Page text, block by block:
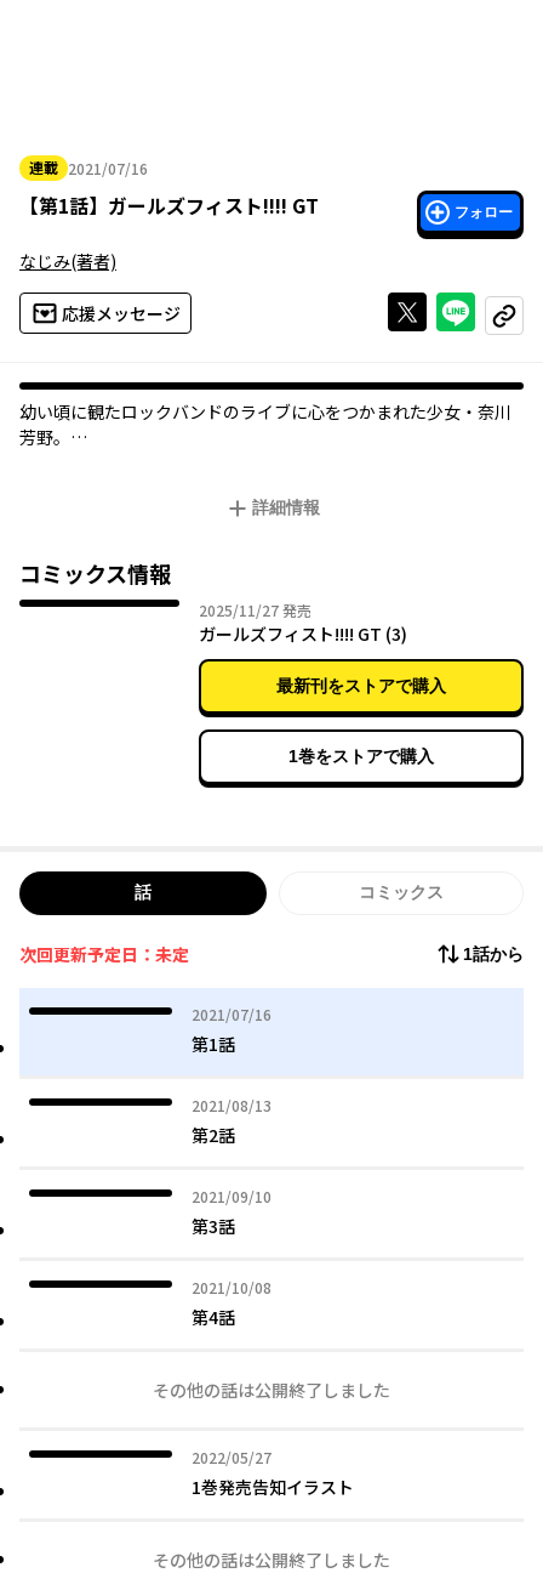
連載 2021/07/16
2021年07月16日
【第1話】 ガールズフィスト!!!! GT フォロー
なじみ(著者)
応援メッセージ Xで投稿する
ライン
コピー
幼い頃に観たロックバンドのライブに心をつかまれた少女・奈川
芳野。
★『ガールズフィスト!!!! GT』のショートアニメも配信中!!★
★アニメ第１話は下の動画埋め込みから!!!!★
詳細情報
コミックス情報
2025/11/272025年11月27日
発売
ガールズフィスト!!!! GT (3)
最新刊をストアで購入
1巻をストアで購入
話 コミックス
次回更新予定日：未定 1話から
2021/07/16
2021年07月16日
第1話
2021/08/13
2021年08月13日
第2話
2021/09/10
2021年09月10日
第3話
2021/10/08
2021年10月08日
第4話
その他の話は公開終了しました
2022/05/27
2022年05月27日
1巻発売告知イラスト
その他の話は公開終了しました